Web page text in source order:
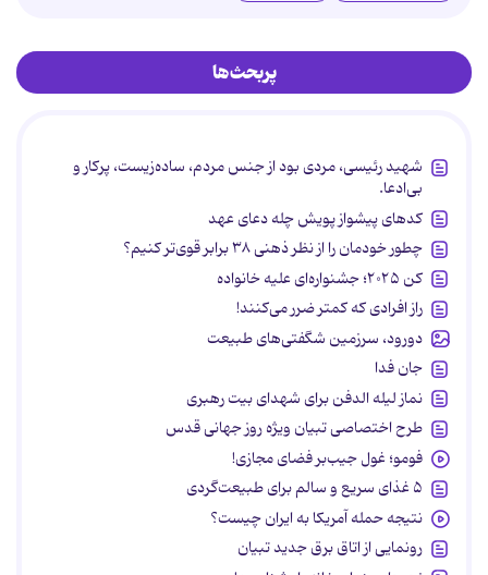
پربحث‌ها
شهید رئیسی، مردی بود از جنس مردم، ساده‌زیست، پرکار و
بی‌ادعا.
کدهای پیشواز پویش چله دعای عهد
چطور خودمان را از نظر ذهنی ۳۸ برابر قوی‌تر کنیم؟
کن ۲۰۲۵؛ جشنواره‌ای علیه خانواده
راز افرادی که کمتر ضرر می‌کنند!
دورود، سرزمین شگفتی‌های طبیعت
جان فدا
نماز لیله الدفن برای شهدای بیت رهبری
طرح اختصاصی تبیان ویژه روز جهانی قدس
فومو؛ غول جیب‌بر فضای مجازی!
۵ غذای سریع و سالم برای طبیعت‌گردی
نتیجه حمله آمریکا به ایران چیست؟
رونمایی از اتاق برق جدید تبیان